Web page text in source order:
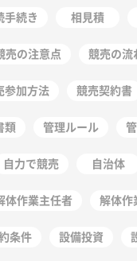
手続き 相見積
売の注意点 競売の流
参加方法 競売契約書
類 管理ルール
自力で競売 自治体
体作業主任者 解体作
条件 設備投資